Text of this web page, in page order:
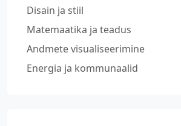
Disain ja stiil
Matemaatika ja teadus
Andmete visualiseerimine
Energia ja kommunaalid